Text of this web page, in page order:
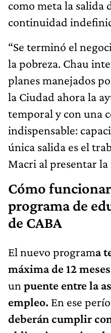
como meta la salida
continuidad
“Se terminó el
la pobreza. Chau
planes manejados
la Ciudad ahora la
temporal y con una
indispensable:
única salida es el
Macri al presentar
Cómo
programa de
de CABA
El nuevo programa
máxima de 12 meses
un puente entre la
empleo. En ese
deberán cumplir